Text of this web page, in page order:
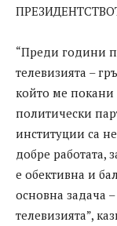
“Преди години
телевизията –
който ме покани
политически
институции са
добре работата,
е обективна и
основна задача
телевизията”,